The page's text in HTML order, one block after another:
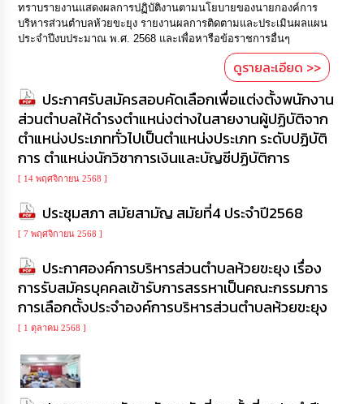
ทราบรายงานแสดงผลการปฏิบัติงานตามนโยบายของนายกองค์การ
บริหารส่วนตำบลห้วยขะยุง รายงานผลการติดตามและประเมินผลแผน
ประจำปีงบประมาณ พ.ศ. 2568 และเพื่อหารือข้อราชการอื่นๆ
ดูรายละเอียด >>
ประกาศรับสมัครสอบคัดเลือกเพื่อแต่งตั้งพนักงาน
ส่วนตำบลให้ดำรงตำแหน่งต่างในสายงานผู้ปฏิบัติจาก
ตำแหน่งประเภททั่วไปเป็นตำแหน่งประเภท ระดับปฏิบัติ
การ ตำแหน่งนักวิชาการเงินและบัญชีปฏิบัติการ
[ 14 พฤศจิกายน 2568 ]
ประชุมสภา สมัยสามัญ สมัยที่4 ประจำปี2568
[ 7 พฤศจิกายน 2568 ]
ประกาศองค์การบริหารส่วนตำบลห้วยขะยุง เรื่อง
การรับสมัครบุคคลเข้ารับการสรรหาเป็นคณะกรรมการ
การเลือกตั้งประจำองค์การบริหารส่วนตำบลห้วยขะยุง
[ 1 ตุลาคม 2568 ]